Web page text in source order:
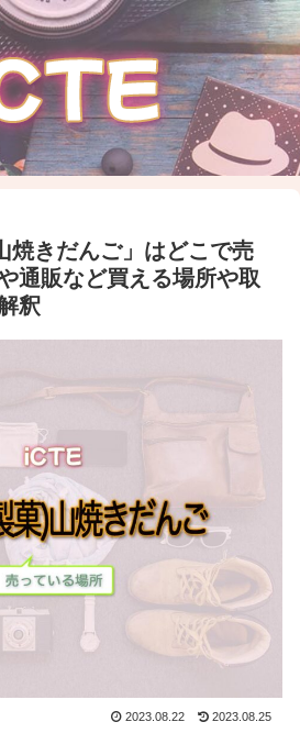
焼きだんご」はどこで売
通販など買える場所や取
釈
2023.08.22 2023.08.25